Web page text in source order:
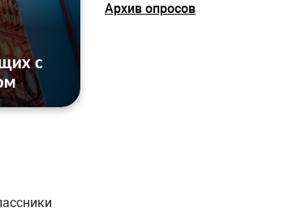
с
Архив опросов